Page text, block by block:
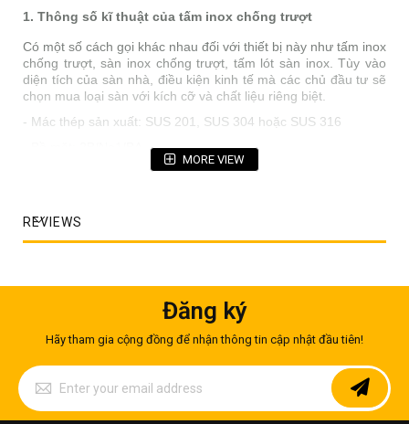
1. Thông số kĩ thuật của tấm inox chống trượt
Có một số cách gọi khác nhau đối với thiết bị này như tấm inox
chống trượt, sàn inox chống trượt, tấm lót sàn inox. Tùy vào
diện tích của sàn nhà, điều kiện kinh tế mà các chủ đầu tư sẽ
chọn mua loại sàn với kích cỡ và chất liệu riêng biệt.
- Mác thép sản xuất: SUS 201, SUS 304 hoặc SUS 316
- Độ dài: 2.4m, 3m, 4m, 6m,….
- Độ dày: dao động từ 3-5m
mẫu tấm inox chống trượt của công ty chúng tôi cho
quý khách hàng tham khảo
MORE VIEW
REVIEWS
Đăng ký
Hãy tham gia cộng đồng để nhận thông tin cập nhật đầu tiên!
Sign
Up
for
Our